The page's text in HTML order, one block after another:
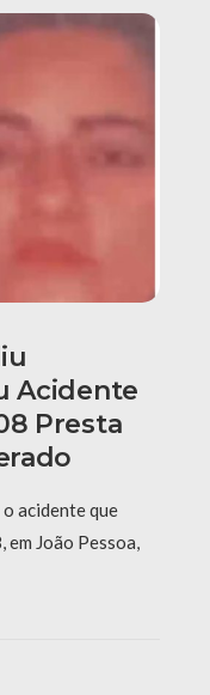
Acidente
Presta
acidente que
João Pessoa,